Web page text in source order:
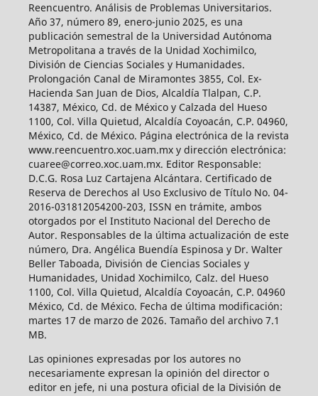
Reencuentro. Análisis de Problemas Universitarios.
Año 37, número 89, enero-junio 2025, es una
publicación semestral de la Universidad Autónoma
Metropolitana a través de la Unidad Xochimilco,
División de Ciencias Sociales y Humanidades.
Prolongación Canal de Miramontes 3855, Col. Ex-
Hacienda San Juan de Dios, Alcaldía Tlalpan, C.P.
14387, México, Cd. de México y Calzada del Hueso
1100, Col. Villa Quietud, Alcaldía Coyoacán, C.P. 04960,
México, Cd. de México. Página electrónica de la revista
www.reencuentro.xoc.uam.mx y dirección electrónica:
cuaree@correo.xoc.uam.mx. Editor Responsable:
D.C.G. Rosa Luz Cartajena Alcántara. Certificado de
Reserva de Derechos al Uso Exclusivo de Título No. 04-
2016-031812054200-203, ISSN en trámite, ambos
otorgados por el Instituto Nacional del Derecho de
Autor. Responsables de la última actualización de este
número, Dra. Angélica Buendía Espinosa y Dr. Walter
Beller Taboada, División de Ciencias Sociales y
Humanidades, Unidad Xochimilco, Calz. del Hueso
1100, Col. Villa Quietud, Alcaldía Coyoacán, C.P. 04960
México, Cd. de México. Fecha de última modificación:
martes 17 de marzo de 2026. Tamaño del archivo 7.1
MB.
Las opiniones expresadas por los autores no
necesariamente expresan la opinión del director o
editor en jefe, ni una postura oficial de la División de